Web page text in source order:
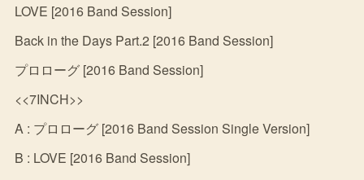
LOVE [2016 Band Session]
Back in the Days Part.2 [2016 Band Session]
プロローグ [2016 Band Session]
<<7INCH>>
A : プロローグ [2016 Band Session Single Version]
B : LOVE [2016 Band Session]